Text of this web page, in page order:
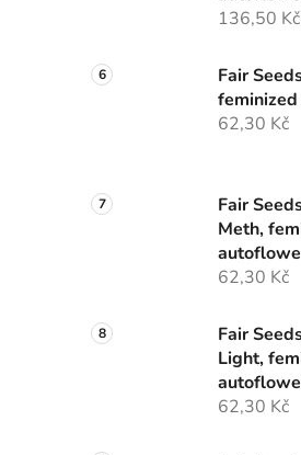
136,50 Kč
Fair
62,30 Kč
Fair
Meth,
62,30 Kč
Fair
Light,
62,30 Kč